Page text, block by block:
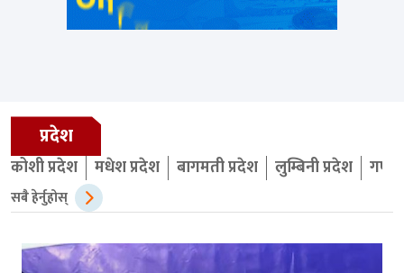
प्रदेश
कोशी प्रदेश मधेश प्रदेश बागमती प्रदेश लुम्बिनी प्रदेश
सबै हेर्नुहोस्